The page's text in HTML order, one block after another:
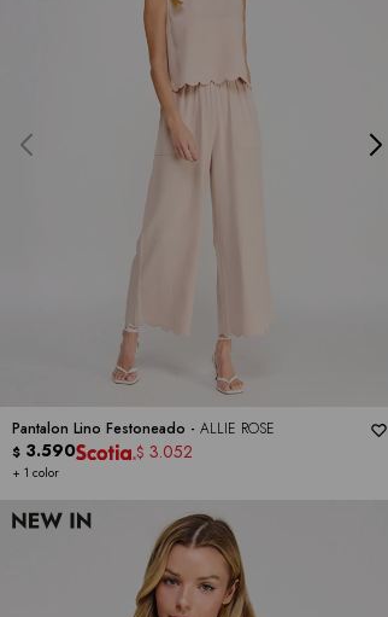
Pantalon Lino Festoneado - ALLIE ROSE
+ 1 color
$ 3.590 $ 3.052